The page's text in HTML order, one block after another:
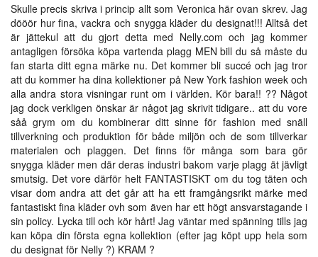
Skulle precis skriva i princip allt som Veronica här ovan skrev. Jag
dööör hur fina, vackra och snygga kläder du designat!!! Alltså det
är jättekul att du gjort detta med Nelly.com och jag kommer
antagligen försöka köpa vartenda plagg MEN bill du så måste du
fan starta ditt egna märke nu. Det kommer bli succé och jag tror
att du kommer ha dina kollektioner på New York fashion week och
alla andra stora visningar runt om i världen. Kör bara!! ?? Något
jag dock verkligen önskar är något jag skrivit tidigare.. att du vore
såå grym om du kombinerar ditt sinne för fashion med snäll
tillverkning och produktion för både miljön och de som tillverkar
materialen och plaggen. Det finns för många som bara gör
snygga kläder men där deras industri bakom varje plagg ät jävligt
smutsig. Det vore därför helt FANTASTISKT om du tog täten och
visar dom andra att det går att ha ett framgångsrikt märke med
fantastiskt fina kläder ovh som även har ett högt ansvarstagande i
sin policy. Lycka till och kör hårt! Jag väntar med spänning tills jag
kan köpa din första egna kollektion (efter jag köpt upp hela som
du designat för Nelly ?) KRAM ?